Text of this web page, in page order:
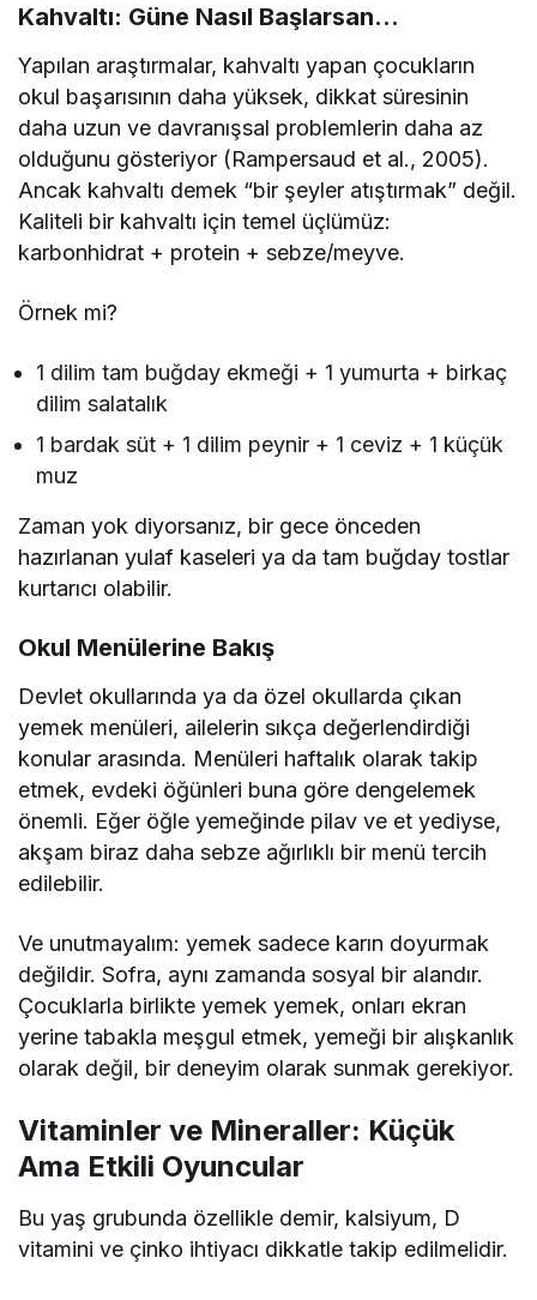
Kahvaltı: Güne Nasıl Başlarsan…
Yapılan araştırmalar, kahvaltı yapan çocukların
okul başarısının daha yüksek, dikkat süresinin
daha uzun ve davranışsal problemlerin daha az
olduğunu gösteriyor (Rampersaud et al., 2005).
Ancak kahvaltı demek “bir şeyler atıştırmak” değil.
Kaliteli bir kahvaltı için temel üçlümüz:
karbonhidrat + protein + sebze/meyve.
Örnek mi?
1 dilim tam buğday ekmeği + 1 yumurta + birkaç
dilim salatalık
1 bardak süt + 1 dilim peynir + 1 ceviz + 1 küçük
muz
Zaman yok diyorsanız, bir gece önceden
hazırlanan yulaf kaseleri ya da tam buğday tostlar
kurtarıcı olabilir.
Okul Menülerine Bakış
Devlet okullarında ya da özel okullarda çıkan
yemek menüleri, ailelerin sıkça değerlendirdiği
konular arasında. Menüleri haftalık olarak takip
etmek, evdeki öğünleri buna göre dengelemek
önemli. Eğer öğle yemeğinde pilav ve et yediyse,
akşam biraz daha sebze ağırlıklı bir menü tercih
edilebilir.
Ve unutmayalım: yemek sadece karın doyurmak
değildir. Sofra, aynı zamanda sosyal bir alandır.
Çocuklarla birlikte yemek yemek, onları ekran
yerine tabakla meşgul etmek, yemeği bir alışkanlık
olarak değil, bir deneyim olarak sunmak gerekiyor.
Vitaminler ve Mineraller: Küçük
Ama Etkili Oyuncular
Bu yaş grubunda özellikle demir, kalsiyum, D
vitamini ve çinko ihtiyacı dikkatle takip edilmelidir.